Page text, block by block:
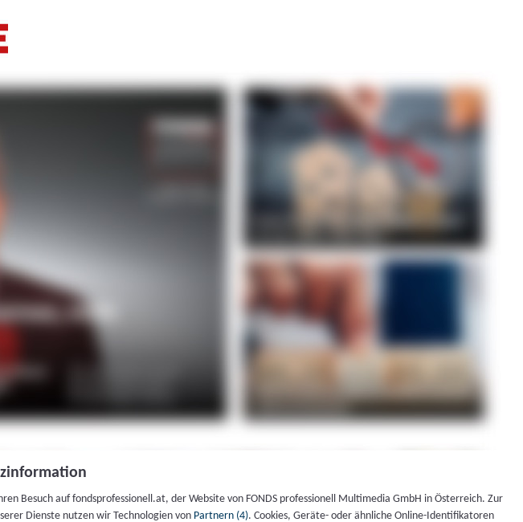
Besuch auf fondsprofessionell.at, der Website von FONDS professionell Multimedia GmbH in Österreich. Zur
Dienste nutzen wir Technologien von Partnern (4). Cookies, Geräte- oder ähnliche Online-Identifikatoren